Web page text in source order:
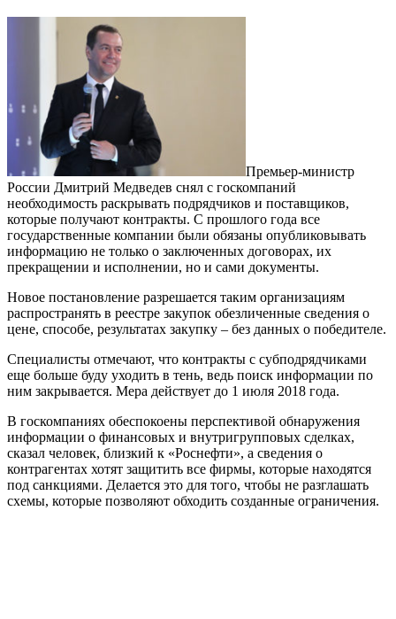
Премьер-министр
России Дмитрий Медведев снял с госкомпаний
необходимость раскрывать подрядчиков и поставщиков,
которые получают контракты. С прошлого года все
государственные компании были обязаны опубликовывать
информацию не только о заключенных договорах, их
прекращении и исполнении, но и сами документы.
Новое постановление разрешается таким организациям
распространять в реестре закупок обезличенные сведения о
цене, способе, результатах закупку – без данных о победителе.
Специалисты отмечают, что контракты с субподрядчиками
еще больше буду уходить в тень, ведь поиск информации по
ним закрывается. Мера действует до 1 июля 2018 года.
В госкомпаниях обеспокоены перспективой обнаружения
информации о финансовых и внутригрупповых сделках,
сказал человек, близкий к «Роснефти», а сведения о
контрагентах хотят защитить все фирмы, которые находятся
под санкциями. Делается это для того, чтобы не разглашать
схемы, которые позволяют обходить созданные ограничения.